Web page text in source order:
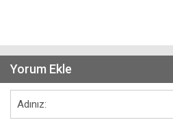
Yorum Ekle